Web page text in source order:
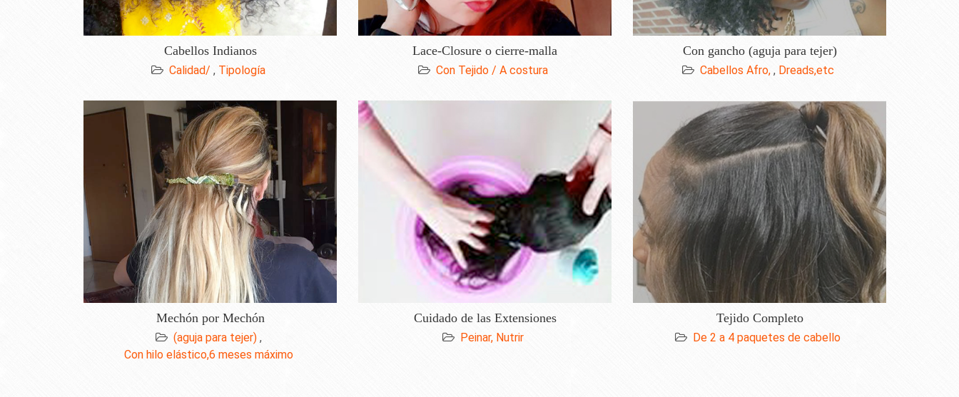
Cabellos Indianos
Calidad/ , Tipología
Lace-Closure o cierre-malla
Con Tejido / A costura
Con gancho (aguja para tejer)
Cabellos Afro, , Dreads,etc
Mechón por Mechón
(aguja para tejer),
Con hilo elástico,6 meses máximo
Cuidado de las Extensiones
Peinar, Nutrir
Tejido Completo
De 2 a 4 paquetes de cabello